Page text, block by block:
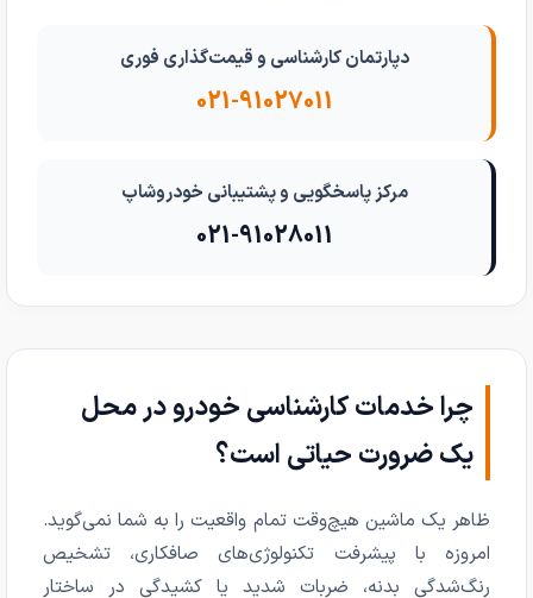
دپارتمان کارشناسی و قیمت‌گذاری فوری
021-91027011
مرکز پاسخگویی و پشتیبانی خودروشاپ
021-91028011
چرا خدمات کارشناسی خودرو در محل
یک ضرورت حیاتی است؟
ظاهر یک ماشین هیچ‌وقت تمام واقعیت را به شما نمی‌گوید.
امروزه با پیشرفت تکنولوژی‌های صافکاری، تشخیص
رنگ‌شدگی بدنه، ضربات شدید یا کشیدگی در ساختار